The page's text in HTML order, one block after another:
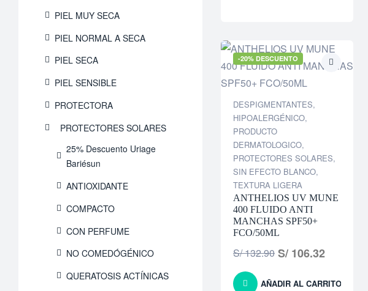
-20% DESCUENTO
DESPIGMENTANTES,
HIPOALERGÉNICO,
PRODUCTO
DERMATOLOGICO,
PROTECTORES SOLARES,
SIN EFECTO BLANCO,
TEXTURA LIGERA
ANTHELIOS UV MUNE
400 FLUIDO ANTI
MANCHAS SPF50+
FCO/50ML
S/132.90 S/ 106.32
AÑADIR AL CARRITO
PIEL MUY SECA
PIEL NORMAL A SECA
PIEL SECA
PIEL SENSIBLE
PROTECTORA
PROTECTORES SOLARES
25% Descuento Uriage
Bariésun
ANTIOXIDANTE
COMPACTO
CON PERFUME
NO COMEDÓGÉNICO
QUERATOSIS ACTÍNICAS